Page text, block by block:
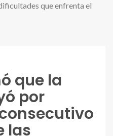
que enfrenta el
que la
por
las